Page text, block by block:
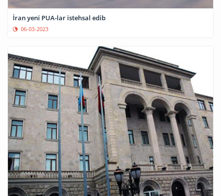
İran yeni PUA-lar istehsal edib
06-03-2023